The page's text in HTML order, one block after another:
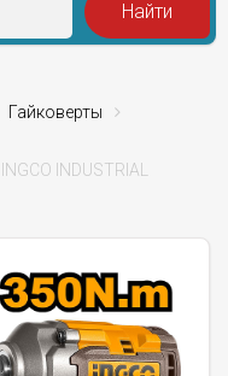
Гайковерты
INDUSTRIAL